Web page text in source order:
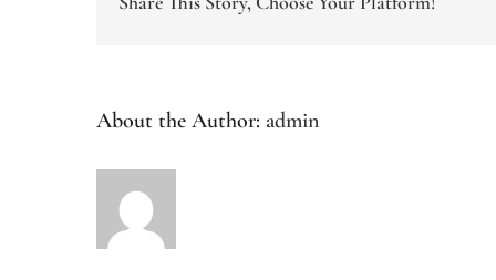
About the Author: admin